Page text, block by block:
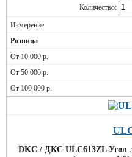
Количество:
DKC / ДКС ULC613ZL Угол